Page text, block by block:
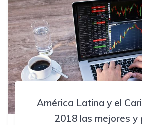
América Latina y el
2018 las mejores y